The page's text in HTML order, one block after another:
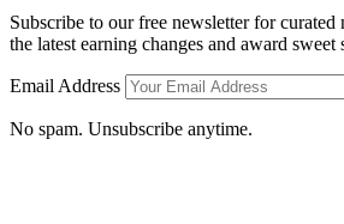
Subscribe to our free newsletter for
the latest earning changes and award sweet
Email Address
No spam. Unsubscribe anytime.